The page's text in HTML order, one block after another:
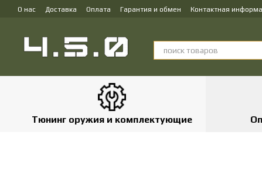
Перейти к основному контенту
О нас Доставка Оплата Гарантия и обмен Контактная
Тюнинг оружия и комплектующие